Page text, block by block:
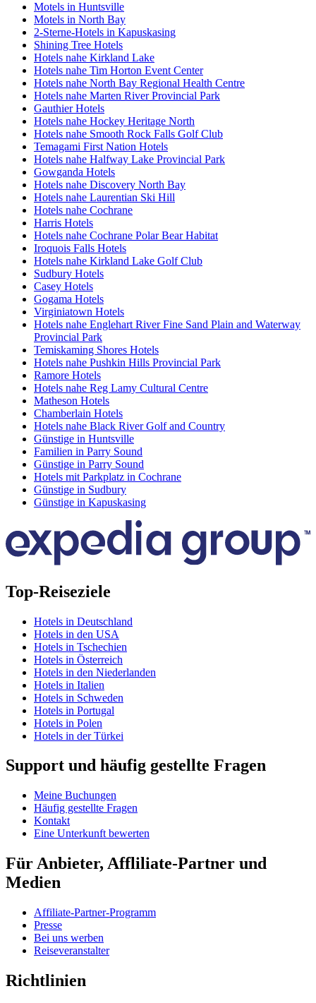
Motels in Huntsville
Motels in North Bay
2-Sterne-Hotels in Kapuskasing
Shining Tree Hotels
Hotels nahe Kirkland Lake
Hotels nahe Tim Horton Event Center
Hotels nahe North Bay Regional Health Centre
Hotels nahe Marten River Provincial Park
Gauthier Hotels
Hotels nahe Hockey Heritage North
Hotels nahe Smooth Rock Falls Golf Club
Temagami First Nation Hotels
Hotels nahe Halfway Lake Provincial Park
Gowganda Hotels
Hotels nahe Discovery North Bay
Hotels nahe Laurentian Ski Hill
Hotels nahe Cochrane
Harris Hotels
Hotels nahe Cochrane Polar Bear Habitat
Iroquois Falls Hotels
Hotels nahe Kirkland Lake Golf Club
Sudbury Hotels
Casey Hotels
Gogama Hotels
Virginiatown Hotels
Hotels nahe Englehart River Fine Sand Plain and Waterway
Provincial Park
Temiskaming Shores Hotels
Hotels nahe Pushkin Hills Provincial Park
Ramore Hotels
Hotels nahe Reg Lamy Cultural Centre
Matheson Hotels
Chamberlain Hotels
Hotels nahe Black River Golf and Country
Günstige in Huntsville
Familien in Parry Sound
Günstige in Parry Sound
Hotels mit Parkplatz in Cochrane
Günstige in Sudbury
Günstige in Kapuskasing
Top-Reiseziele
Hotels in Deutschland
Hotels in den USA
Hotels in Tschechien
Hotels in Österreich
Hotels in den Niederlanden
Hotels in Italien
Hotels in Schweden
Hotels in Portugal
Hotels in Polen
Hotels in der Türkei
Support und häufig gestellte Fragen
Meine Buchungen
Häufig gestellte Fragen
Kontakt
Eine Unterkunft bewerten
Für Anbieter, Affliliate-Partner und
Medien
Affiliate-Partner-Programm
Presse
Bei uns werben
Reiseveranstalter
Richtlinien